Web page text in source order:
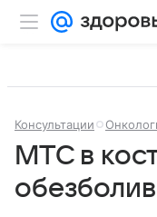
Консультации
МТС в